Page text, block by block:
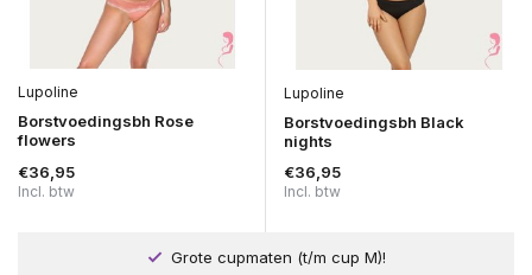
Lupoline
Borstvoedingsbh Rose
flowers
€36,95
Incl. btw
Lupoline
Borstvoedingsbh Black
nights
€36,95
Incl. btw
Grote cupmaten (t/m cup M)!